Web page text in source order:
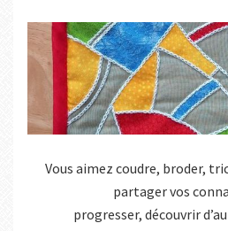
Vous aimez coudre, broder,
partagervos
progresser, découvrir